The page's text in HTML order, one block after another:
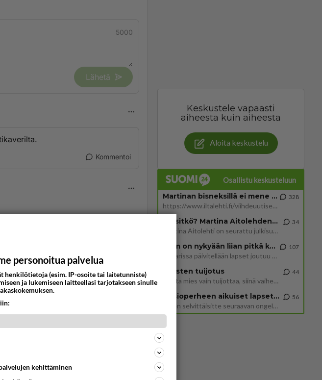
5000
Lähetä
Kommentoi
oli telegraafilaitos.
Lipponen lahjoitti sen
lahja suomelle.
avattiin 1862, juuriki keisari
Keskustele vapaasti
aiheesta kuin aiheesta
Aloita keskustelu
Osallistu keskusteluun
Martinan bisneksillä ei mene hyvin
https://www.iltalehti.fi/viihdeuutiset/a/c46da6ab-340f-4790-aaa7-0865eed2336 Yrityksen konkurssihakemus on tullut kärä
328
Tiesitkö? Martina Aitolehden isäpuoli on tämä suosittu laulaja
Martina Aitolehti on seurattu julkisuuden henkilö. Lähipiiriin mahtuu muitakin tunnettuja henkilöitä. Tiesitkö, että Ma
34
2 km on nykyään liian pitkä koulumatka
Hesarissa päivitellään lapset joutuu nyt kulkemaan 2 km kouluun jösses. Ruostefillarilla tuo matka menee vaikka miten äk
107
Miesten tuijotus
Mutta mies vain tuijottaa, siinä vaiheessa käännän itse pään pois. Mikä juttu? Yleensä jos joku tuijottaa tai katsoo, hä
44
Uusioperheen aikuiset lapset tyhjentää jääkaapin käydessään
Miten selvittäisitte seuraavan ongelman, meillä on uusioperhe, minulla teini-ikäiset lapset ja puolisolla aikuiset, jotk
56
personoitua palvelua
henkilötietoja (esim. IP-osoite tai laitetunniste)
ja lukemiseen laitteellasi tarjotakseen sinulle
kehittäminen